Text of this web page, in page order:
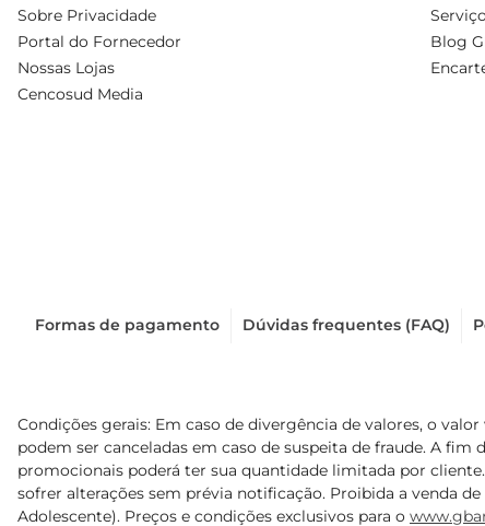
Sobre Privacidade
Portal do Fornecedor
Nossas Lojas
Cencosud Media
Blog
Formas de pagamento Dúvidas frequentes (FAQ)
Condições gerais: Em caso de divergência de valores, o
podem ser canceladas em caso de suspeita de fraude. A
promocionais poderá ter sua quantidade limitada por
sofrer alterações sem prévia notificação. Proibida a venda
Adolescente). Preços e condições exclusivos para o